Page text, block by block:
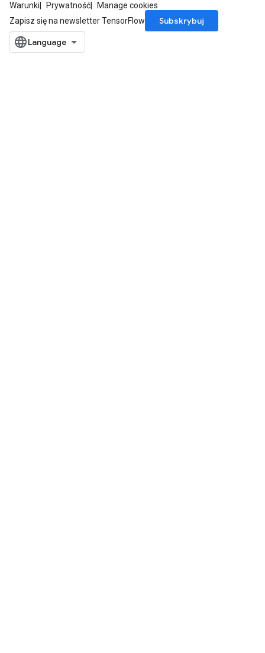
Warunki Prywatność
Manage cookies
Zapisz się na newsletter TensorFlow
Subskrybuj